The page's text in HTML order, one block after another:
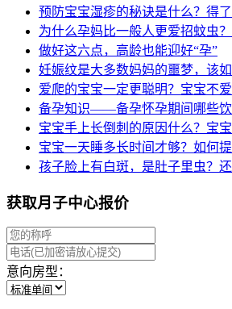
预防宝宝湿疹的秘诀是什么？得了
为什么孕妈比一般人更爱招蚊虫？
做好这六点，高龄也能迎好“孕”
妊娠纹是大多数妈妈的噩梦，该如
爱爬的宝宝一定更聪明？宝宝不爱
备孕知识——备孕怀孕期间哪些饮
宝宝手上长倒刺的原因什么？宝宝
宝宝一天睡多长时间才够？如何提
孩子脸上有白斑，是肚子里虫？还
获取月子中心报价
意向房型：